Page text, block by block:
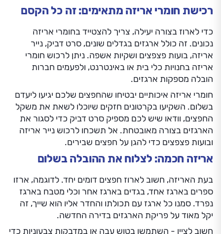
רכישת חומרי אריזה מתאימים: זה כל הקסם
כדי לארוז בצורה יעילה, צריך להצטייד בחומרי אריזה
נכונים. זה כולל ארגזים בגדלים שונים, סרט דביק, נייר
אריזה, בועות פצפצים ושקיות אשפה. ניתן לרכוש חומרי
אריזה בחנויות כלי בית או באינטרנט, ולפעמים חברות
הובלה מספקות ארגזים.
חומרי אריזה איכותיים יבטיחו שהחפצים שלכם יגיעו ליעדם
בשלום. השקיעו בקרטונים חזקים שיוכלו לשאת את משקל
החפצים, וודאו שיש לכם מספיק סרט דביק כדי לסגור את
הארגזים בצורה מאובטחת. אל תשכחו לרכוש נייר אריזה
ובועות פצפצים כדי להגן על חפצים שבירים.
אריזה חכמה: לצלוח את ההובלה בשלום
בעת האריזה, חשוב לארוז חפצים דומים יחד. לדוגמה, ארזו
ספרים בארגז אחד, בגדים בארגז אחר וכלי מטבח בארגז
נפרד. סמנו כל ארגז עם תכולתו והחדר אליו הוא שייך, זה
יקל מאוד על פריקת הארגזים בדירה החדשה.
חשוב לציין - השתמשו בטוש עבה או במדבקות צבעוניות כדי